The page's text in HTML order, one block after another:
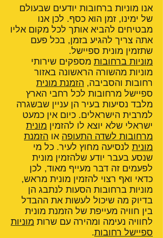
אנו מוניות ברחובות יודעים שבעולם
של ימינו, זמן הוא כסף. לכן אנו
מבטיחים להביא אותך לכל מקום אליו
אתה צריך להגיע בזמן, בכל פעם
שתזמין מונית ספיישל.
מוניות ברחובות מספקים שירותי
מוניות מהשורה הראשונה באזור
רחובות והסביבה, הזמנת מונית
ספיישל מרחובות לכל רחבי הארץ
מלבד נסיעות בעיר הן עניין שבשגרה
למרבית הישראלים. כיום אין כמעט
ישראלי שלא יוצא לו להזמין מונית
מרחובות לשדה התעופה או הזמנת
מונית לנסיעה מחוץ לעיר. כל מי
שנסע בעבר יודע שלהזמין מונית
לפעמים זה דבר מעייף מאוד, לכן
כדאי ואף רצוי להזמין מונית מראש,
מוניות ברחובות הסעות לנתבג הן
בדיוק מה שיכול לעשות את ההבדל
בין חוויה מעייפת של הזמנת מונית
לחוויה נעימה ומהירה עם שרות מוניות
ספיישל רחובות.